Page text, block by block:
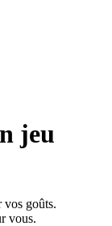
jeu
vos goûts.
vous.